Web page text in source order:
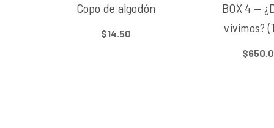
Copo de algodón
$14.50
BOX 4 —
vivimos?